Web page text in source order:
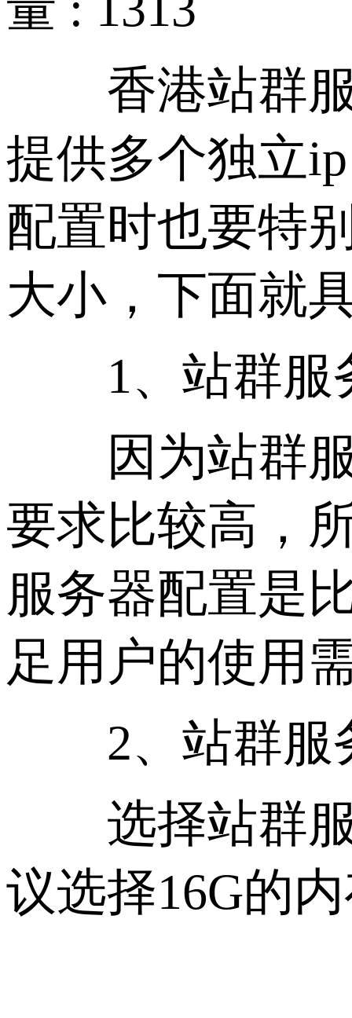
香港站群服
提供多个独立
配置时也要特
大小，下面就
1、站群服
因为站群服
要求比较高，
服务器配置是
足用户的使用
2、站群服
选择站群服
议选择16G的